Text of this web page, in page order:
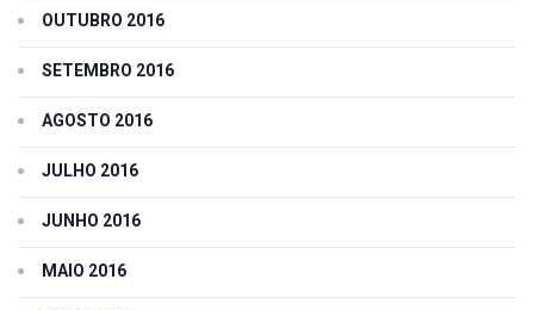
OUTUBRO 2016
SETEMBRO 2016
AGOSTO 2016
JULHO 2016
JUNHO 2016
MAIO 2016